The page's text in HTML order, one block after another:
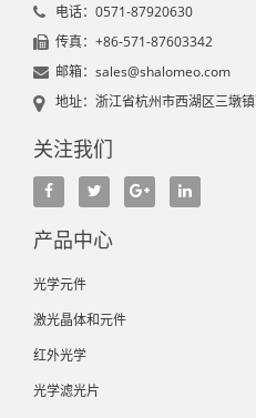
电话：0571-87920630
传真：+86-571-87603342
邮箱：sales@shalomeo.com
地址：浙江省杭州市西湖区三墩
关注我们
产品中心
光学元件
激光晶体和元件
红外光学
光学滤光片